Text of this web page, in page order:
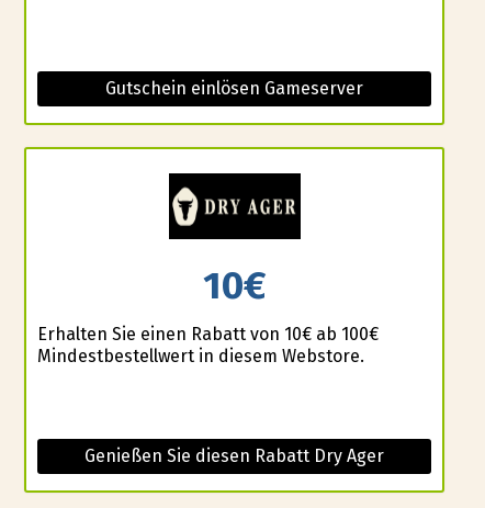
Gutschein einlösen Gameserver
10€
Erhalten Sie einen Rabatt von 10€ ab 100€
Mindestbestellwert in diesem Webstore.
Genießen Sie diesen Rabatt Dry Ager